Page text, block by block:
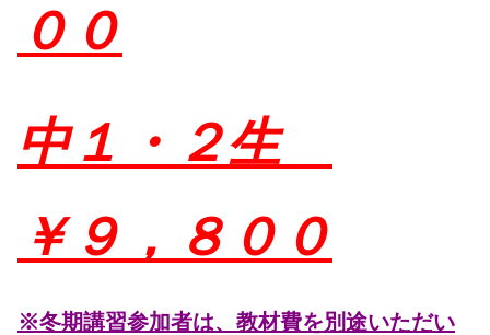
００
中１・２生
￥９，８００
※冬期講習参加者は、教材費を別途いただい